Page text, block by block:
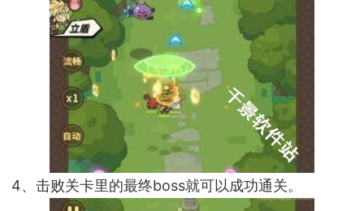
4、击败关卡里的最终boss就可以成功通关。